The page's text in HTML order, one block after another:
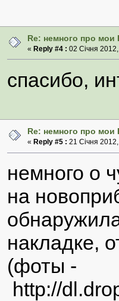
Re: немного про мои
« Reply #4 : 02 Січня
спасибо,
Re: немного про мои
« Reply #5 : 21 Січня
немного о
на
накладке,
(фоты -
http://